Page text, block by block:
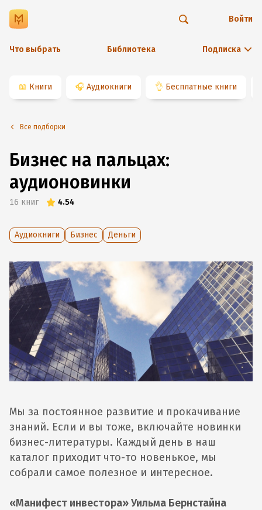
Что выбрать Библиотека Подписка
Войти
📖 Книги 🎧 Аудиокниги 👌 Бесплатные книги
Все подборки
Бизнес на пальцах:
аудионовинки
16 книг 4.54
Аудиокниги Бизнес Деньги
Мы за постоянное развитие и прокачивание
знаний. Если и вы тоже, включайте новинки
бизнес-литературы. Каждый день в наш
каталог приходит что-то новенькое, мы
собрали самое полезное и интересное.
«Манифест инвестора» Уильма Бернстайна